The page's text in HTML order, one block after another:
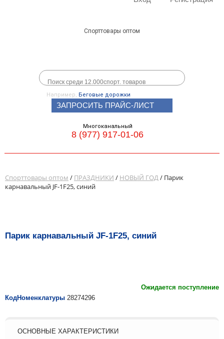
Спорттовары оптом
Например, Беговые дорожки
ЗАПРОСИТЬ ПРАЙС-ЛИСТ
Многоканальный
8 (977) 917-01-06
Спорттовары оптом / ПРАЗДНИКИ / НОВЫЙ ГОД/ Парик
карнавальный JF-1F25, синий
Парик карнавальный JF-1F25, синий
Ожидается поступление
КодНоменклатуры 28274296
ОСНОВНЫЕ ХАРАКТЕРИСТИКИ